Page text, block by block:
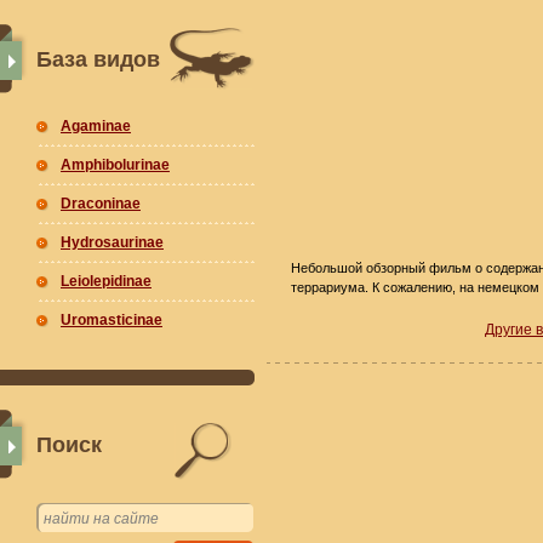
База видов
Agaminae
Amphibolurinae
Draconinae
Hydrosaurinae
Leiolepidinae
Uromasticinae
Поиск
Небольшой обзорный фильм о
террариума. К сожалению, на немецком
Другие